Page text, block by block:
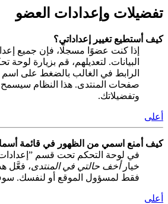
تفضيلات وإعدادات العضو
كيف أستطيع تغيير إعداداتي؟
إذا كنت عضوًا مسجلًا، فإن جميع
البيانات. لتعديلهم، قم بزيارة لوحة
الرابط في الغالب بالضغط على
صفحات المنتدى. هذا النظام سيسمح
وتفضيلاتك.
أعلى
كيف أمنع اسمي من الظهور في قائمة
في لوحة التحكم تحت قسم
خيارأخف حالتي في المنتدى، فعَّل
فقط لمسؤول الموقع أو لنفسك.
أعلى